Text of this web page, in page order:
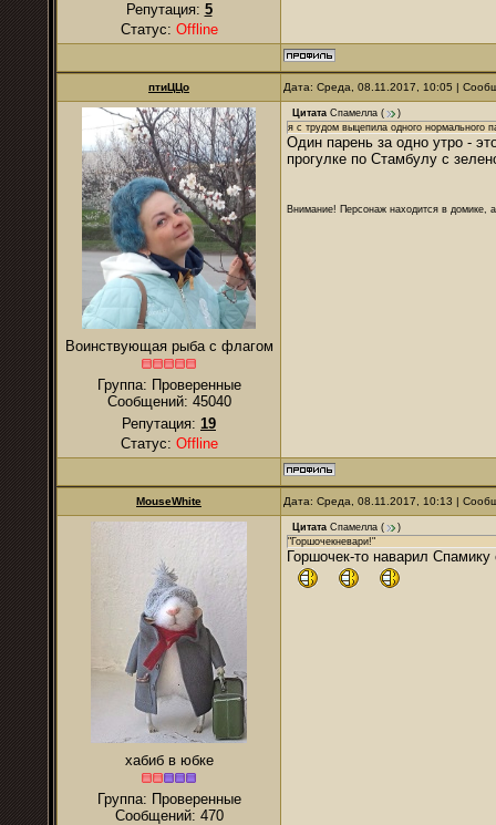
Репутация: 5
Статус: Offline
птиЦЦо Дата: Среда, 08.11.2017, 10:05 |
Воинствующая рыба с флагом
Группа: Проверенные
Сообщений: 45040
Репутация: 19
Статус: Offline
Цитата Спамелла (
)
я с трудом выцепила одного нормального
Один парень за одно утро -
прогулке по Стамбулу с
Внимание! Персонаж находится в домике,
MouseWhite Дата: Среда, 08.11.2017, 10:13 |
хабиб в юбке
Группа: Проверенные
Сообщений: 470
Цитата Спамелла (
)
"Горшочекневари!"
Горшочек-то наварил